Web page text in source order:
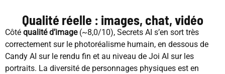
Qualité réelle : images, chat, vidéo
Côté qualité d’image(~8,0/10), Secrets AI s’en sort très
correctement sur le photoréalisme humain, en dessous de
Candy AI sur le rendu fin et au niveau de Joi AI sur les
portraits. La diversité de personnages physiques est en